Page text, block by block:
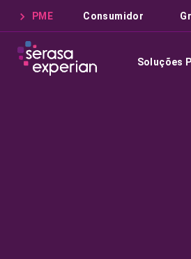
PME Consumidor
Soluções